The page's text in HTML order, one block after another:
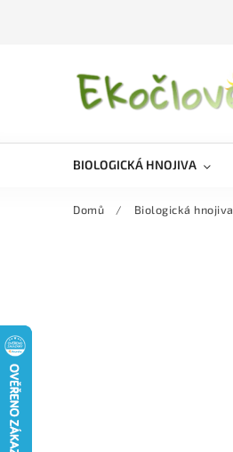
BIOLOGICKÁ HNOJIVA
Domů / Biologická hnojiva